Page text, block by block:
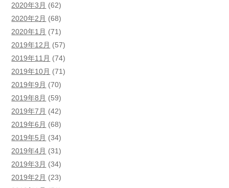
2020年3月 (62)
2020年2月 (68)
2020年1月 (71)
2019年12月 (57)
2019年11月 (74)
2019年10月 (71)
2019年9月 (70)
2019年8月 (59)
2019年7月 (42)
2019年6月 (68)
2019年5月 (34)
2019年4月 (31)
2019年3月 (34)
2019年2月 (23)